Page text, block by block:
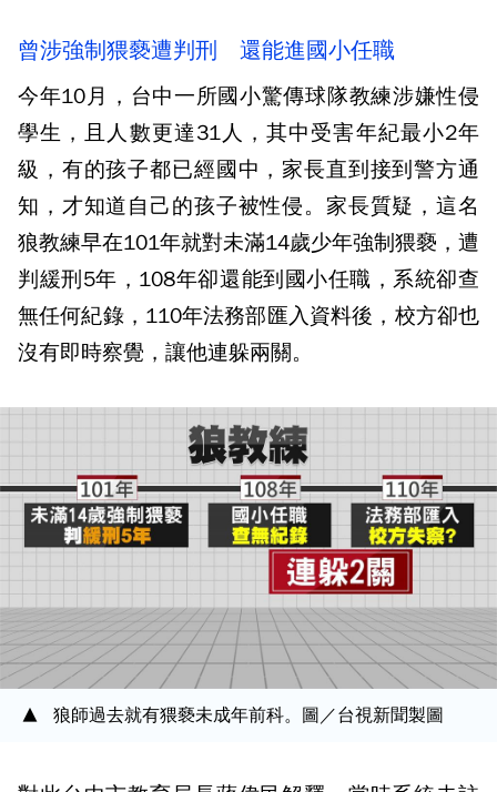
曾涉強制猥褻遭判刑 還能進國小任職
今年10月，台中一所國小驚傳球隊教練涉嫌性侵
學生，且人數更達31人，其中受害年紀最小2年
級，有的孩子都已經國中，家長直到接到警方通
知，才知道自己的孩子被性侵。家長質疑，這名
狼教練早在101年就對未滿14歲少年強制猥褻，遭
判緩刑5年，108年卻還能到國小任職，系統卻查
無任何紀錄，110年法務部匯入資料後，校方卻也
沒有即時察覺，讓他連躲兩關。
狼師過去就有猥褻未成年前科。圖／台視新聞製圖